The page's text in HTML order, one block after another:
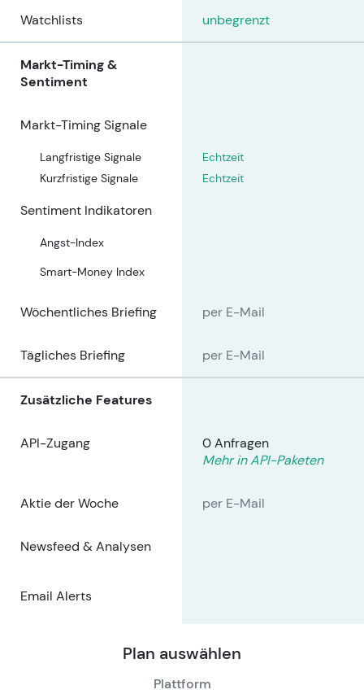
Watchlists unbegrenzt
Markt-Timing &
Sentiment
Markt-Timing Signale
Langfristige Signale
Echtzeit
Kurzfristige Signale
Echtzeit
Sentiment Indikatoren
Angst-Index
Smart-Money Index
Wöchentliches Briefing per E-Mail
Tägliches Briefing per E-Mail
Zusätzliche Features
API-Zugang
0 Anfragen
Mehr in API-Paketen
Aktie der Woche per E-Mail
Newsfeed & Analysen
Email Alerts
Plan auswählen
Plattform